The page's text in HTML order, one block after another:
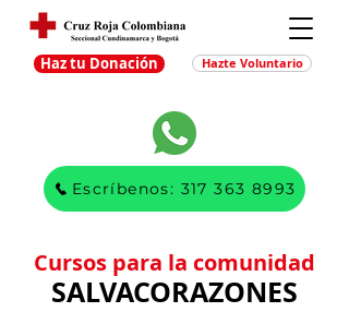
Haz tu Donación Hazte Voluntario
Escríbenos: 317 363 8993
Cursos para la comunidad
SALVACORAZONES